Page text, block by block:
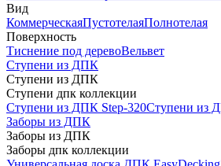
Вид
КоммерческаяПустотелаяПолнотелая
Поверхность
Тиснение под деревоВельвет
Ступени из ДПК
Ступени из ДПК
Ступени дпк коллекции
Ступени из ДПК Step-320Ступени из
Заборы из ДПК
Заборы из ДПК
Заборы дпк коллекции